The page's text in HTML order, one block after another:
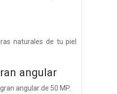
naturales de tu piel
angular
angular de 50 MP.